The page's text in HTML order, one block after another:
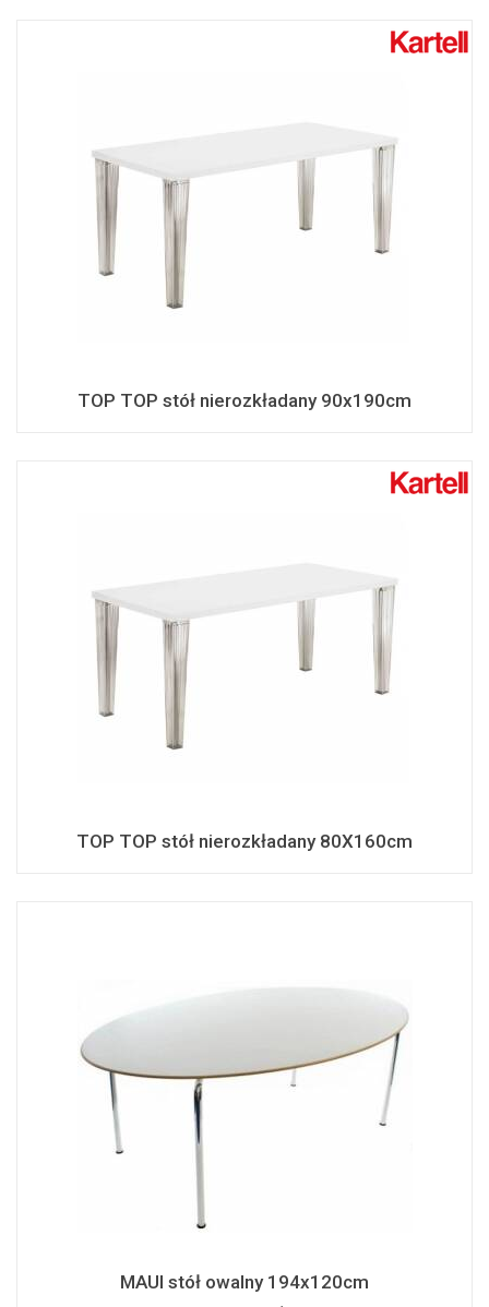
TOP TOP stół nierozkładany 90x190cm
TOP TOP stół nierozkładany 80X160cm
MAUI stół owalny 194x120cm